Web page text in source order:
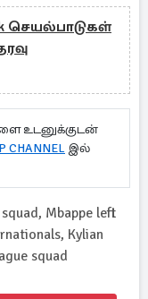
செயல்பாடுகள்
உடனுக்குடன்
CHANNEL இல்
Mbappe left
Kylian
squad